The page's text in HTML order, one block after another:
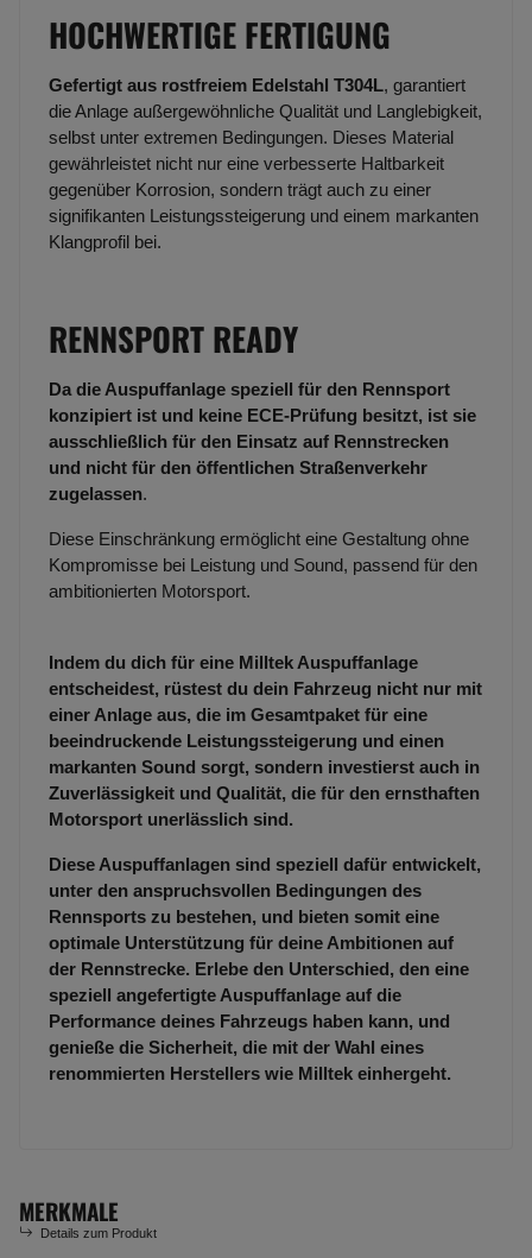
HOCHWERTIGE FERTIGUNG
Gefertigt aus rostfreiem Edelstahl T304L, garantiert
die Anlage außergewöhnliche Qualität und Langlebigkeit,
selbst unter extremen Bedingungen. Dieses Material
gewährleistet nicht nur eine verbesserte Haltbarkeit
gegenüber Korrosion, sondern trägt auch zu einer
signifikanten Leistungssteigerung und einem markanten
Klangprofil bei.
RENNSPORT READY
Da die Auspuffanlage speziell für den Rennsport
konzipiert ist und keine ECE-Prüfung besitzt, ist sie
ausschließlich für den Einsatz auf Rennstrecken
und nicht für den öffentlichen Straßenverkehr
zugelassen.
Diese Einschränkung ermöglicht eine Gestaltung ohne
Kompromisse bei Leistung und Sound, passend für den
ambitionierten Motorsport.
Indem du dich für eine Milltek Auspuffanlage
entscheidest, rüstest du dein Fahrzeug nicht nur mit
einer Anlage aus, die im Gesamtpaket für eine
beeindruckende Leistungssteigerung und einen
markanten Sound sorgt, sondern investierst auch in
Zuverlässigkeit und Qualität, die für den ernsthaften
Motorsport unerlässlich sind.
Diese Auspuffanlagen sind speziell dafür entwickelt,
unter den anspruchsvollen Bedingungen des
Rennsports zu bestehen, und bieten somit eine
optimale Unterstützung für deine Ambitionen auf
der Rennstrecke. Erlebe den Unterschied, den eine
speziell angefertigte Auspuffanlage auf die
Performance deines Fahrzeugs haben kann, und
genieße die Sicherheit, die mit der Wahl eines
renommierten Herstellers wie Milltek einhergeht.
MERKMALE
Details zum Produkt